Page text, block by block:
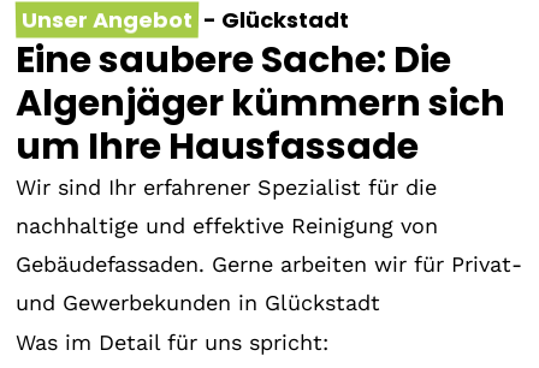
Unser Angebot - Glückstadt
Eine saubere Sache: Die
Algenjäger kümmern sich
um Ihre Hausfassade
Wir sind Ihr erfahrener Spezialist für die
nachhaltige und effektive Reinigung von
Gebäudefassaden. Gerne arbeiten wir für Privat-
und Gewerbekunden in Glückstadt
Was im Detail für uns spricht: